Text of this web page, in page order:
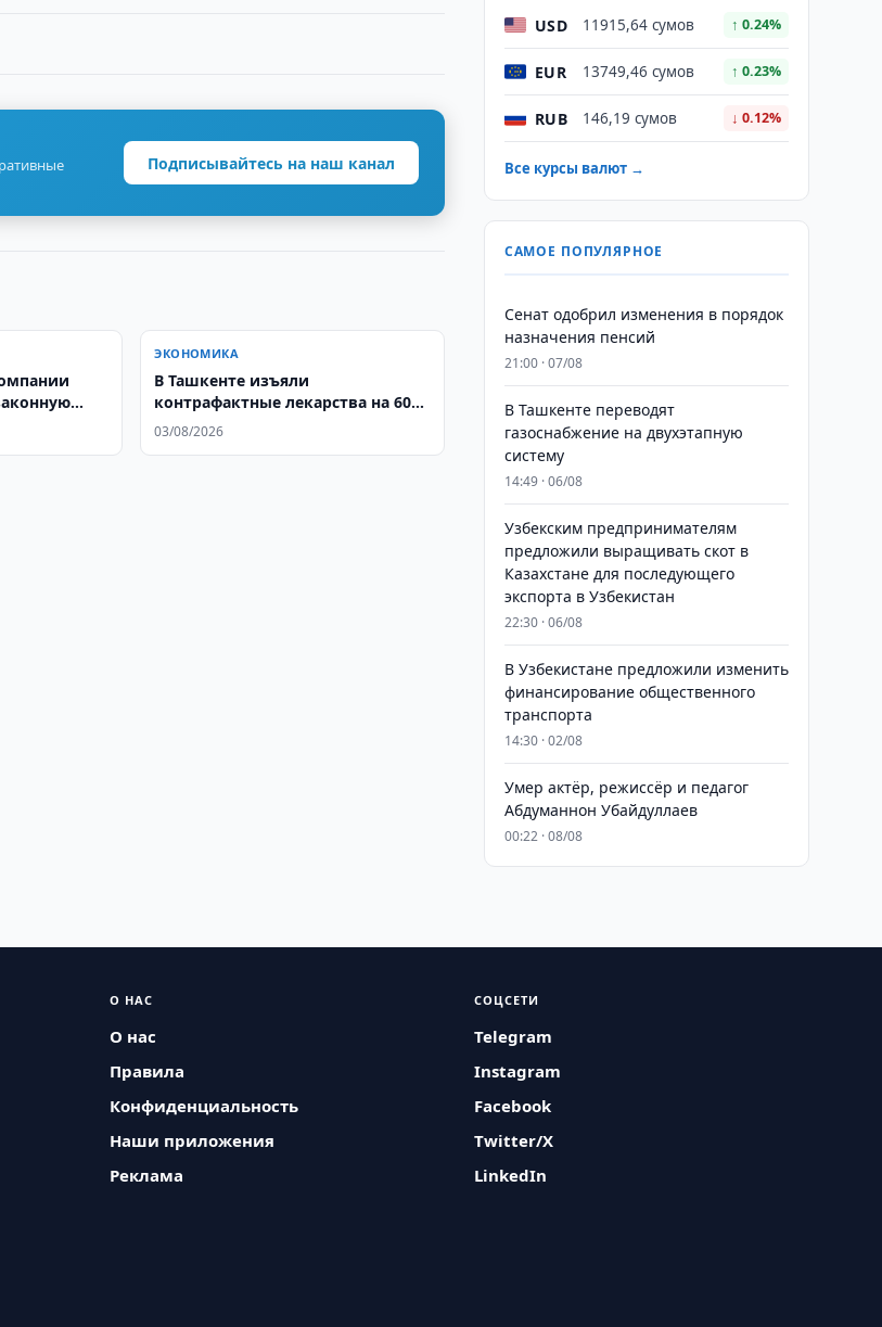
Подписывайтесь на наш канал
ЭКОНОМИКА
В Ташкенте изъяли
контрафактные лекарства на 600
млн. сумов
03/08/2026
USD 11915,64 сумов ↑ 0.24%
EUR 13749,46 сумов ↑ 0.23%
RUB 146,19 сумов ↓ 0.12%
Все курсы валют →
САМОЕ ПОПУЛЯРНОЕ
Сенат одобрил изменения в порядок
назначения пенсий
21:00 · 07/08
В Ташкенте переводят
газоснабжение на двухэтапную
систему
14:49 · 06/08
Узбекским предпринимателям
предложили выращивать скот в
Казахстане для последующего
экспорта в Узбекистан
22:30 · 06/08
В Узбекистане предложили изменить
финансирование общественного
транспорта
14:30 · 02/08
Умер актёр, режиссёр и педагог
Абдуманнон Убайдуллаев
00:22 · 08/08
О НАС
О нас
Правила
Конфиденциальность
Наши приложения
Реклама
СОЦСЕТИ
Telegram
Instagram
Facebook
Twitter/X
LinkedIn